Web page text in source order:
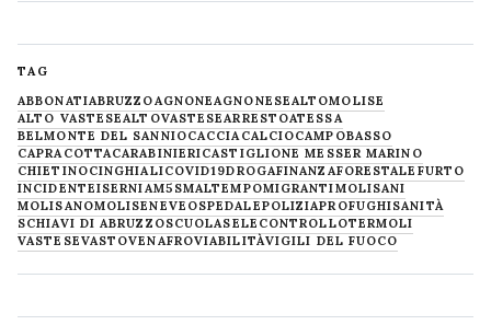
TAG
ABBONATIABRUZZOAGNONEAGNONESEALTOMOLISE
ALTO VASTESEALTOVASTESEARRESTOATESSA
BELMONTE DEL SANNIOCACCIACALCIOCAMPOBASSO
CAPRACOTTACARABINIERICASTIGLIONE MESSER MARINO
CHIETINOCINGHIALICOVID19DROGAFINANZAFORESTALE FURTO
INCIDENTEISERNIAM5SMALTEMPOMIGRANTIMOLISANI
MOLISANOMOLISENEVE OSPEDALEPOLIZIAPROFUGHISANITÀ
SCHIAVI DI ABRUZZOSCUOLASELECONTROLLOTERMOLI
VASTESEVASTOVENAFROVIABILITÀVIGILI DEL FUOCO